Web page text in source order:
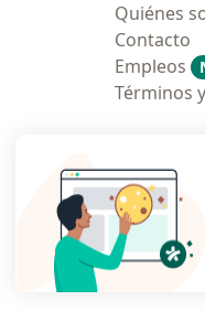
Quiénes
Contacto
Empleos
Términos